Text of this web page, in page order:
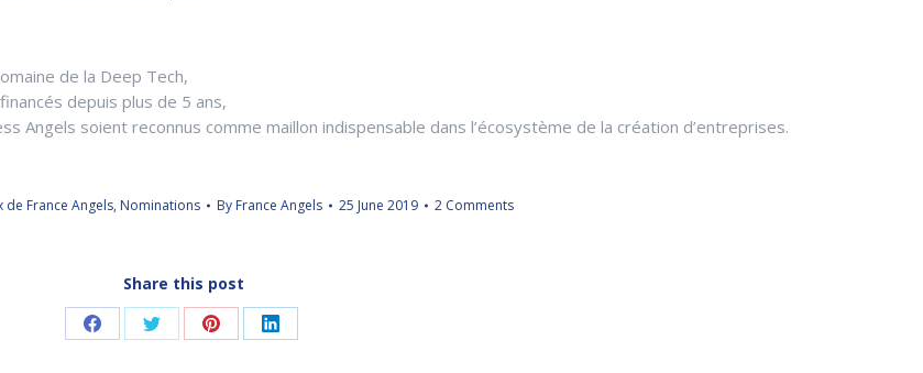
de la Deep Tech,
depuis plus de 5 ans,
Angels soient reconnus comme maillon indispensable dans l’écosystème de la création d’entreprises.
de France Angels, Nominations By France Angels 25 June 2019 2 Comments
Share this post
Share Share Share Share